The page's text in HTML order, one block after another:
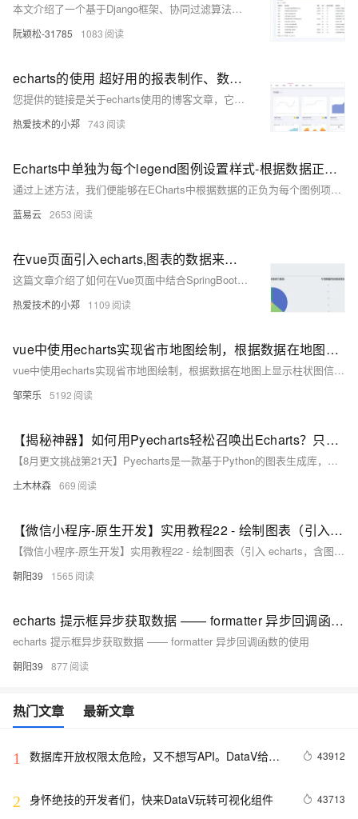
本文介绍了一个基于Django框架、协同过滤算法、ECharts数据可视化以及Bootstrap前端技术的酒店推荐系统，该系统通过用户行为分析和推荐算法优化，提供个性化的酒店推荐和直观的数据展示，以提升用户体验。
阮颖松-31785 1083
echarts的使用 超好用的报表制作、数据的图形化展示
您提供的链接是关于echarts使用的博客文章，它介绍了如何使用echarts进行数据的图形化展示，包括制作报表和图表。echarts是一个强大的数据可视化工具，能够创建折线图、柱状图、饼图等多种图表类型。文章还提供了一个Demo演示和项目结构的图片，以及官网链接供读者参考。
热爱技术的小郑 743
Echarts中单独为每个legend图例设置样式-根据数据正负显示不同样式
通过上述方法，我们便能够在ECharts中根据数据的正负为每个图例项设置不同的样式，增强了图表的可读性和表现力。这种方法虽然略显间接，但不失为一种灵活的解决方案。
蓝易云 2653
在vue页面引入echarts,图表的数据来自数据库 springboot+mybatis+vue+elementui+echarts实现图表的制作
这篇文章介绍了如何在Vue页面中结合SpringBoot、MyBatis、ElementUI和ECharts，实现从数据库获取数据并展示为图表的过程，包括前端和后端的代码实现以及遇到的问题和解决方法。
热爱技术的小郑 1109
vue中使用echarts实现省市地图绘制，根据数据在地图上显示柱状图信息，增加涟漪特效动画效果
vue中使用echarts实现省市地图绘制，根据数据在地图上显示柱状图信息，增加涟漪特效动画效果
邹荣乐 5192
【揭秘神器】如何用Pyecharts轻松召唤出Echarts？只需几行Python代码，让你的数据瞬间生动起来！
【8月更文挑战第21天】Pyecharts是一款基于Python的图表生成库，利用Echarts强大的JavaScript可视化能力，让开发者无需编写前端代码即可在Python环境中创建美观图表。本文通过实例演示如何安装Pyecharts并生成一个展示城市气温分布的柱状图，包括基本图表生成及自定义样式设置，如颜色调整、图例显示等，最终将图表嵌入HTML文件展示，适合各水平开发者快速掌握数据可视化技能。
土木林森 669
【微信小程序-原生开发】实用教程22 - 绘制图表（引入 echarts，含图表的懒加载-获取到数据后再渲染图表，多图表加载等技巧）
【微信小程序-原生开发】实用教程22 - 绘制图表（引入 echarts，含图表的懒加载-获取到数据后再渲染图表，多图表加载等技巧）
朝阳39 1565
echarts 提示框异步获取数据 —— formatter 异步回调函数的使用
echarts 提示框异步获取数据 —— formatter 异步回调函数的使用
朝阳39 877
热门文章 最新文章
1
数据库开放权限太危险，又不想写API。DataV给你
43912
2 身怀绝技的开发者们，快来DataV玩转可视化组件 43713